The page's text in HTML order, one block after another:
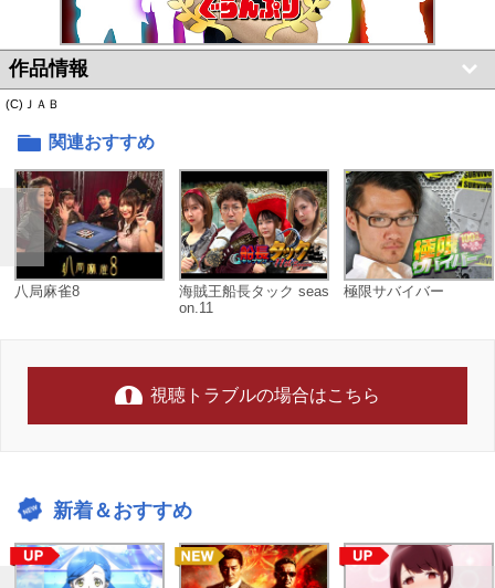
作品情報
(C)ＪＡＢ
関連おすすめ
八局麻雀8
海賊王船長タック seas
on.11
極限サバイバー
視聴トラブルの場合はこちら
新着＆おすすめ